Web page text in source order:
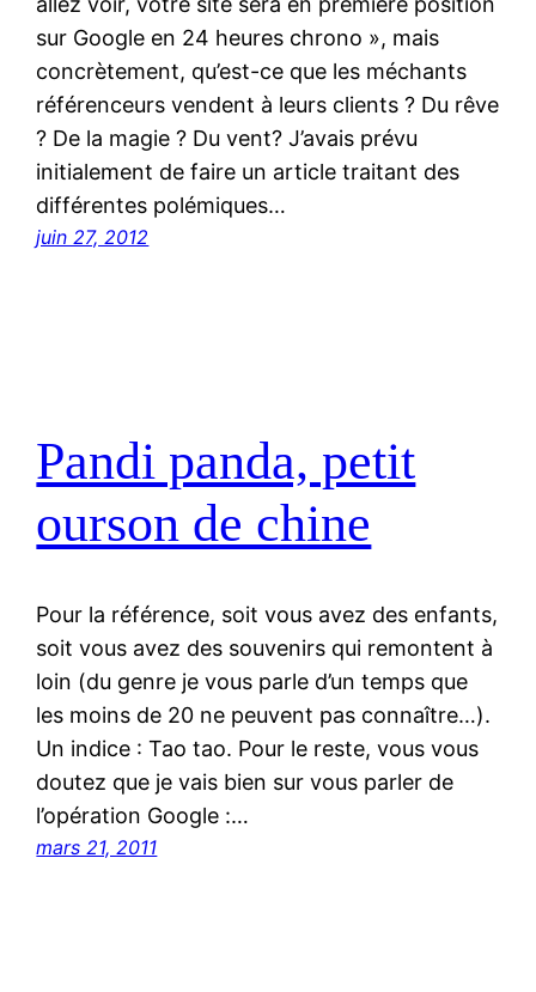
sur Google en 24 heures chrono », mais
concrètement, qu’est-ce que les méchants
référenceurs vendent à leurs clients ? Du rêve
? De la magie ? Du vent? J’avais prévu
initialement de faire un article traitant des
différentes polémiques…
juin 27, 2012
Pandi panda, petit
ourson de chine
Pour la référence, soit vous avez des enfants,
soit vous avez des souvenirs qui remontent à
loin (du genre je vous parle d’un temps que
les moins de 20 ne peuvent pas connaître…).
Un indice : Tao tao. Pour le reste, vous vous
doutez que je vais bien sur vous parler de
l’opération Google :…
mars 21, 2011